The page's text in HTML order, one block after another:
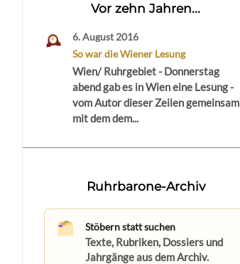
Vor zehn Jahren...
6. August 2016
So war die Wiener Lesung
Wien/ Ruhrgebiet - Donnerstag
abend gab es in Wien eine Lesung -
vom Autor dieser Zeilen gemeinsam
mit dem dem...
Ruhrbarone-Archiv
Stöbern statt suchen
Texte, Rubriken, Dossiers und
Jahrgänge aus dem Archiv.